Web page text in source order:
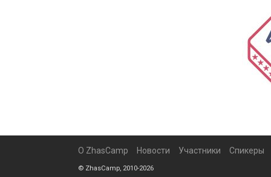
О ZhasCamp Новости Участники Спикеры
© ZhasCamp, 2010-2026